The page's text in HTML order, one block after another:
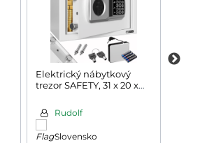
Elektrický nábytkový
trezor SAFETY, 31 x 20 x
Rudolf
Slovensko